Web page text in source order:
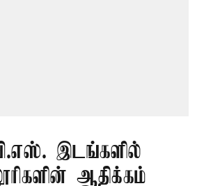
இடங்களில்
ஆதிக்கம்